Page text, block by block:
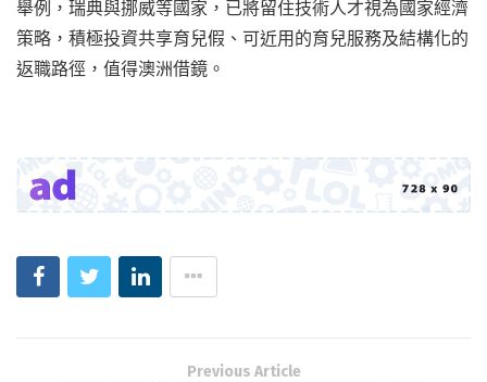
舉例，瑞典與挪威等國家，已將留住技術人才視為國家經濟
策略，積極投資共享育兒假、可近用的育兒服務及結構化的
返職路徑，值得澳洲借鏡。
Previous Article